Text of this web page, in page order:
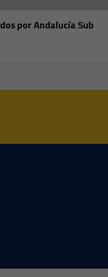
por Andalucía Sub